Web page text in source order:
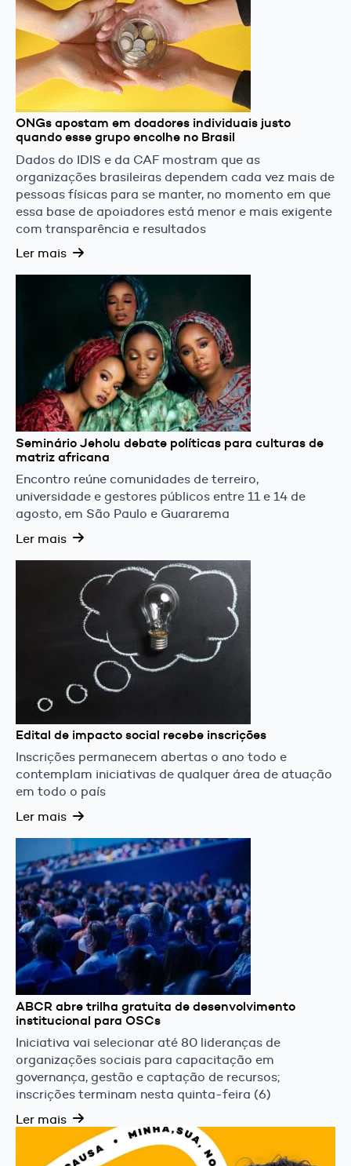
ONGs apostam em doadores individuais justo
quando esse grupo encolhe no Brasil
Dados do IDIS e da CAF mostram que as
organizações brasileiras dependem cada vez mais de
pessoas físicas para se manter, no momento em que
essa base de apoiadores está menor e mais exigente
com transparência e resultados
Ler mais
Seminário Jeholu debate políticas para culturas de
matriz africana
Encontro reúne comunidades de terreiro,
universidade e gestores públicos entre 11 e 14 de
agosto, em São Paulo e Guararema
Ler mais
Edital de impacto social recebe inscrições
Inscrições permanecem abertas o ano todo e
contemplam iniciativas de qualquer área de atuação
em todo o país
Ler mais
ABCR abre trilha gratuita de desenvolvimento
institucional para OSCs
Iniciativa vai selecionar até 80 lideranças de
organizações sociais para capacitação em
governança, gestão e captação de recursos;
inscrições terminam nesta quinta-feira (6)
Ler mais